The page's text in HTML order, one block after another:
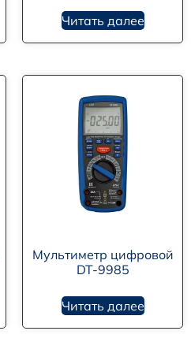
Читать далее
Мультиметр цифровой
DT-9985
Читать далее